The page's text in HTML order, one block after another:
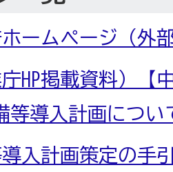
ームページ（外
庁HP掲載資料）【
等導入計画につい
入計画策定の手